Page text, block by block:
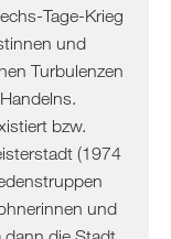
Tage-Krieg
und
Turbulenzen
bzw.
(1974
und